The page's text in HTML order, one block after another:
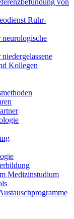
von
Ruhr-
Kollegen
Medizinstudium